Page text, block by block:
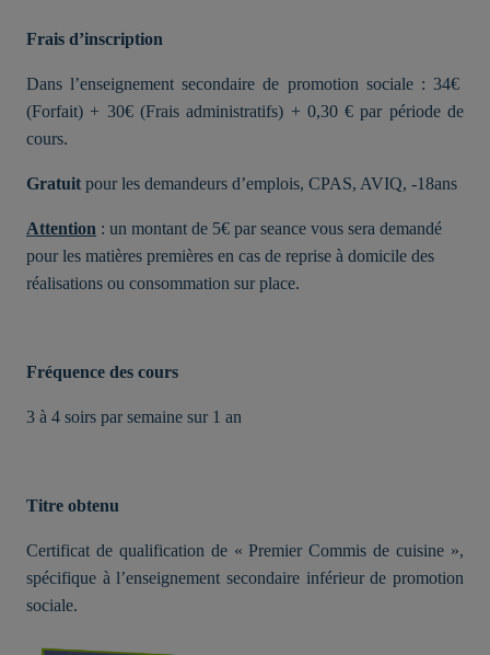
Frais d’inscription
Dans l’enseignement secondaire de promotion sociale : 34€
(Forfait) + 30€ (Frais administratifs) + 0,30 € par période de
cours.
Gratuit pour les demandeurs d’emplois, CPAS, AVIQ, -18ans
Attention : un montant de 5€ par seance vous sera demandé
pour les matières premières en cas de reprise à domicile des
réalisations ou consommation sur place.
Fréquence des cours
3 à 4 soirs par semaine sur 1 an
Titre obtenu
Certificat de qualification de « Premier Commis de cuisine »,
spécifique à l’enseignement secondaire inférieur de promotion
sociale.